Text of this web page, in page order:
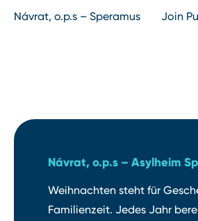
Návrat, o.p.s ⁠⁠⁠⁠⁠⁠⁠⁠⁠–⁠⁠⁠⁠⁠⁠⁠⁠⁠ Speramus Join
Návrat, o.p.s ⁠–⁠ Asylheim
Weihnachten steht für
Familienzeit. Jedes Jahr